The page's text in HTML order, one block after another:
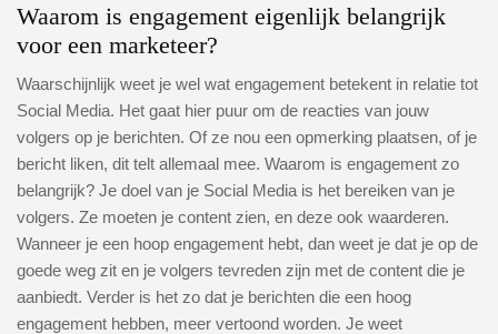
Waarom is engagement eigenlijk belangrijk
voor een marketeer?
Waarschijnlijk weet je wel wat engagement betekent in relatie tot
Social Media. Het gaat hier puur om de reacties van jouw
volgers op je berichten. Of ze nou een opmerking plaatsen, of je
bericht liken, dit telt allemaal mee. Waarom is engagement zo
belangrijk? Je doel van je Social Media is het bereiken van je
volgers. Ze moeten je content zien, en deze ook waarderen.
Wanneer je een hoop engagement hebt, dan weet je dat je op de
goede weg zit en je volgers tevreden zijn met de content die je
aanbiedt. Verder is het zo dat je berichten die een hoog
engagement hebben, meer vertoond worden. Je weet